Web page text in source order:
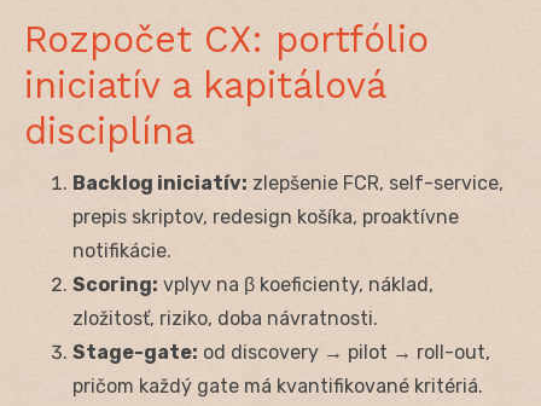
Rozpočet CX: portfólio
iniciatív a kapitálová
disciplína
Backlog iniciatív: zlepšenie FCR, self-service,
prepis skriptov, redesign košíka, proaktívne
notifikácie.
Scoring: vplyv na β koeficienty, náklad,
zložitosť, riziko, doba návratnosti.
Stage-gate: od discovery → pilot → roll-out,
pričom každý gate má kvantifikované kritériá.